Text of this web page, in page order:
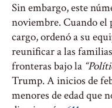
Sin embargo, este
noviembre. Cuando el
cargo, ordenó a su
reunificar a las
fronteras bajo la
Trump. A inicios de
menores de edad que